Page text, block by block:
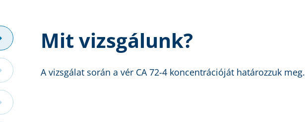
Mit vizsgálunk?
A vizsgálat során a vér CA 72-4 koncentrációját határozzuk meg.